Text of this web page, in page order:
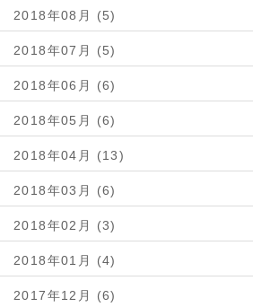
2018年08月 (5)
2018年07月 (5)
2018年06月 (6)
2018年05月 (6)
2018年04月 (13)
2018年03月 (6)
2018年02月 (3)
2018年01月 (4)
2017年12月 (6)